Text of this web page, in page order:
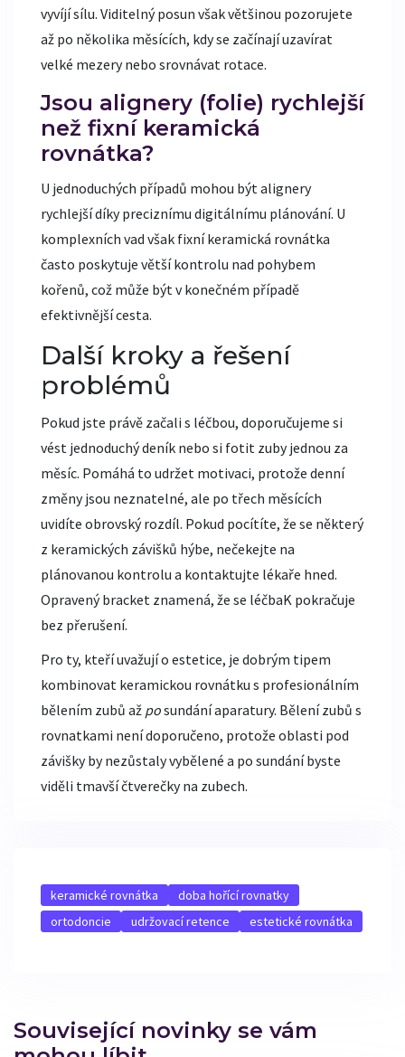
vyvíjí sílu. Viditelný posun však většinou pozorujete
až po několika měsících, kdy se začínají uzavírat
velké mezery nebo srovnávat rotace.
Jsou alignery (folie) rychlejší
než fixní keramická
rovnátka?
U jednoduchých případů mohou být alignery
rychlejší díky preciznímu digitálnímu plánování. U
komplexních vad však fixní keramická rovnátka
často poskytuje větší kontrolu nad pohybem
kořenů, což může být v konečném případě
efektivnější cesta.
Další kroky a řešení
problémů
Pokud jste právě začali s léčbou, doporučujeme si
vést jednoduchý deník nebo si fotit zuby jednou za
měsíc. Pomáhá to udržet motivaci, protože denní
změny jsou neznatelné, ale po třech měsících
uvidíte obrovský rozdíl. Pokud pocítíte, že se některý
z keramických závišků hýbe, nečekejte na
plánovanou kontrolu a kontaktujte lékaře hned.
Opravený bracket znamená, že se léčbaK pokračuje
bez přerušení.
Pro ty, kteří uvažují o estetice, je dobrým tipem
kombinovat keramickou rovnátku s profesionálním
bělením zubů až posundání aparatury. Bělení zubů s
rovnatkami není doporučeno, protože oblasti pod
závišky by nezůstaly vybělené a po sundání byste
viděli tmavší čtverečky na zubech.
keramické rovnátka
doba hořící rovnatky
ortodoncie
udržovací retence estetické rovnátka
Související novinky se vám